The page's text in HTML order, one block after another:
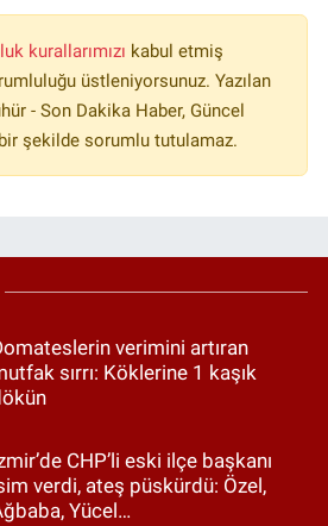
kurallarımızı kabul etmiş
üstleniyorsunuz. Yazılan
- Son Dakika Haber, Güncel
şekilde sorumlu tutulamaz.
verimini artıran
sırrı: Köklerine 1 kaşık
CHP’li eski ilçe başkanı
verdi, ateş püskürdü: Özel,
Yücel…